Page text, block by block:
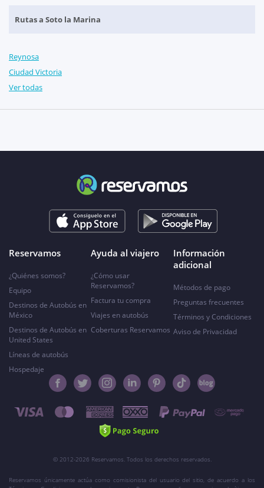
Rutas a Soto la Marina
Reynosa
Ciudad Victoria
Ver todas
Reservamos
¿Quiénes somos?
Equipo
Destinos de Autobús en
México
Destinos de Autobús en
United States
Líneas de autobús
Hospedaje
Ayuda al viajero
¿Cómo usar
Reservamos?
Factura tu compra
Viajes en autobús
Coberturas Reservamos
Información
adicional
Métodos de pago
Preguntas frecuentes
Términos y Condiciones
Aviso de Privacidad
© 2012-2026 Reservamos. Todos los derechos reservados.
Reservamos únicamente actúa como comisionista del usuario del sitio, de acuerdo a los